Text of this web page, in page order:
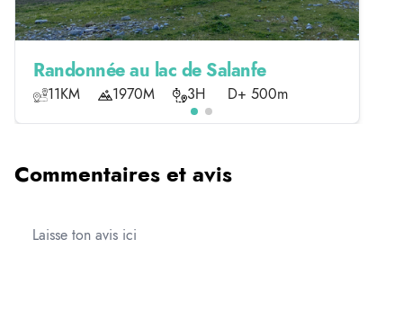
Randonnée au lac de Salanfe
11KM 1970M 3H D+ 500m
Commentaires et avis